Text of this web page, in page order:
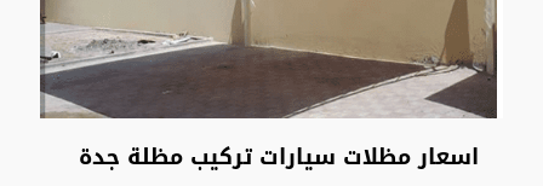
اسعار مظلات سيارات تركيب مظلة جدة